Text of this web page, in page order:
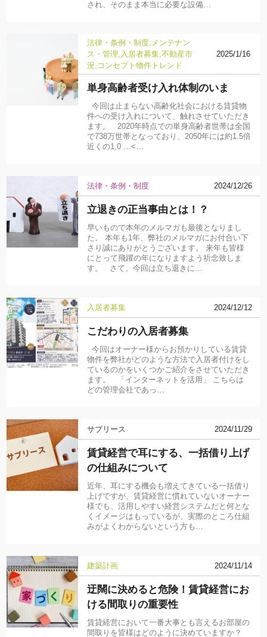
され、そのまま本当に必要な設備…
法律・条例・制度 メンテナン
ス・管理 入居者募集 不動産市
況 コンセプト物件 トレンド
2025/1/16
単身高齢者受け入れ体制のいま
今回は止まらない高齢化社会における賃貸物
件への受け入れについて、触れさせていただき
ます。 2020年時点での単身高齢者世帯は全国
で738万世帯となっており、2050年には約1.5倍
近くの1,0 …<…
法律・条例・制度 2024/12/26
立退きの正当事由とは！？
早いもので本年のメルマガも最後となりまし
た。 本年も1年、弊社のメルマガにお付合い下
さり誠にありがとうございます。 来年も皆様
にとって飛躍の年になりますよう祈念致しま
す。 さて、今回は立ち退きに…
入居者募集 2024/12/12
こだわりの入居者募集
今回はオーナー様からお預かりしている賃貸
物件を弊社がどのような方法で入居者付けをし
ているのかをいくつかご紹介をさせていただき
ます。 「インターネットを活用」 こちらは
どの管理会社であっ…
サブリース 2024/11/29
賃貸経営で耳にする、一括借り上げ
の仕組みについて
近年、耳にする機会も増えてきている一括借り
上げですが、賃貸経営に慣れていないオーナー
様でも、活用しやすい経営システムだと何とな
くイメージはもっているが、実際のところ仕組
みがよくわからないという方も…
建築計画 2024/11/14
迂闊に決めると危険！賃貸経営にお
ける間取りの重要性
賃貸経営において一番大事とも言えるお部屋の
間取りを皆様はどのように決めていますか？